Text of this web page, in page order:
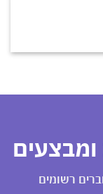
רשומים